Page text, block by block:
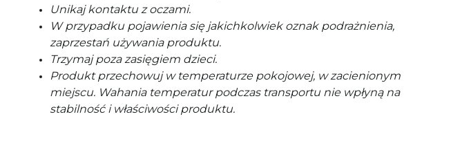
Unikaj kontaktu z oczami.
W przypadku pojawienia się jakichkolwiek oznak podrażnienia,
zaprzestań używania produktu.
Trzymaj poza zasięgiem dzieci.
Produkt przechowuj w temperaturze pokojowej, w zacienionym
miejscu. Wahania temperatur podczas transportu nie wpłyną na
stabilność i właściwości produktu.